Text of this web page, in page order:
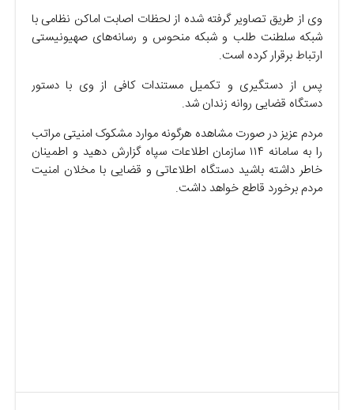
وی از طریق تصاویر گرفته شده از لحظات اصابت اماکن نظامی با
شبکه سلطنت طلب و شبکه منحوس و رسانه‌های صهیونیستی
ارتباط برقرار کرده است.
پس از دستگیری و تکمیل مستندات کافی از وی با دستور
دستگاه قضایی روانه زندان شد.
مردم عزیز در صورت مشاهده هرگونه موارد مشکوک امنیتی مراتب
را به سامانه ۱۱۴ سازمان اطلاعات سپاه گزارش دهید و اطمینان
خاطر داشته باشید دستگاه اطلاعاتی و قضایی با مخلان امنیت
مردم برخورد قاطع خواهد داشت.